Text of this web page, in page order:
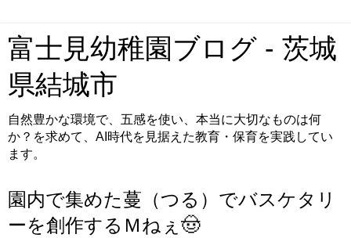
富士見幼稚園ブログ - 茨城
県結城市
自然豊かな環境で、五感を使い、本当に大切なものは何
か？を求めて、AI時代を見据えた教育・保育を実践してい
ます。
園内で集めた蔓（つる）でバスケタリ
ーを創作するＭねぇ🤠